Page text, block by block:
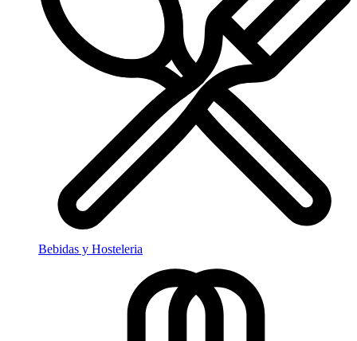
Bebidas y Hosteleria